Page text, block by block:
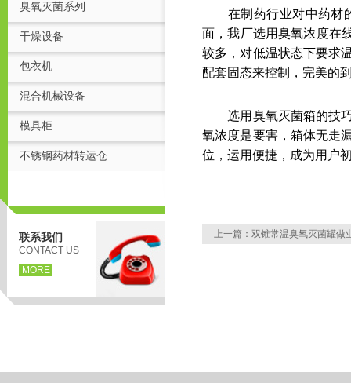
臭氧灭菌系列
干燥设备
包衣机
混合机械设备
模具柜
不锈钢药材转运仓
联系我们
CONTACT US
MORE
在制药行业对中药材的
面，我厂选用臭氧浓度在
较多，对低温状态下要求
配套固态来控制，完美的
选用臭氧灭菌箱的技巧
氧浓度是要害，箱体无走
位，运用便捷，成为用户
上一篇： 双锥常温臭氧灭菌罐做